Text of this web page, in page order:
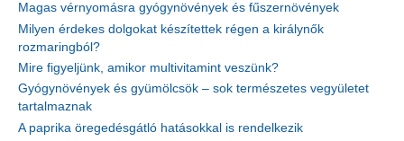
Magas vérnyomásra gyógynövények és fűszernövények
Milyen érdekes dolgokat készítettek régen a királynők
rozmaringból?
Mire figyeljünk, amikor multivitamint veszünk?
Gyógynövények és gyümölcsök – sok természetes vegyületet
tartalmaznak
A paprika öregedésgátló hatásokkal is rendelkezik